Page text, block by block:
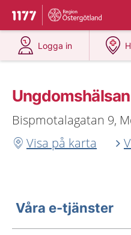
Till startsidan för 1177
Du har valt region
Logga in
på 1177.se
Bispmotalagatan 9,
Visa på karta
Våra e-tjänster